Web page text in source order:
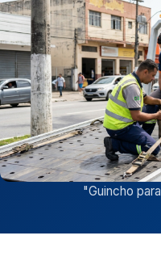
"Guincho